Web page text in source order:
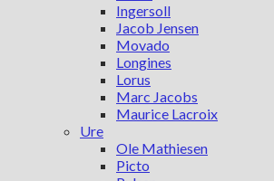
Ingersoll
Jacob Jensen
Movado
Longines
Lorus
Marc Jacobs
Maurice Lacroix
Ure
Ole Mathiesen
Picto